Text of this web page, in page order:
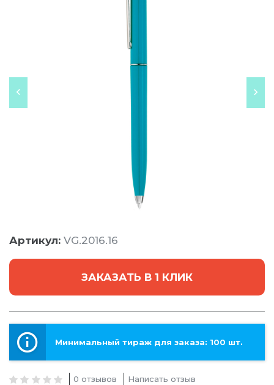
Артикул: VG.2016.16
ЗАКАЗАТЬ В 1 КЛИК
Минимальный тираж для заказа: 100 шт.
0 отзывов Написать отзыв